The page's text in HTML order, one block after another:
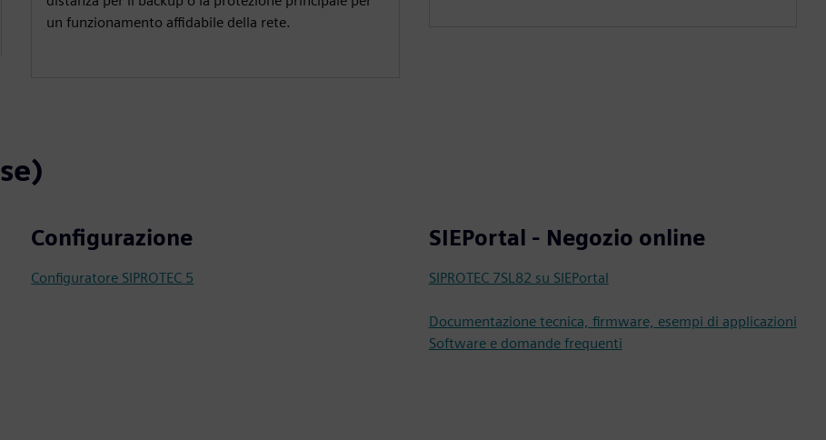
un funzionamento affidabile della rete.
Configurazione
Configuratore SIPROTEC 5
SIEPortal - Negozio online
SIPROTEC 7SL82 su SIEPortal
Documentazione tecnica, firmware, esempi di applicazioni
Software e domande frequenti